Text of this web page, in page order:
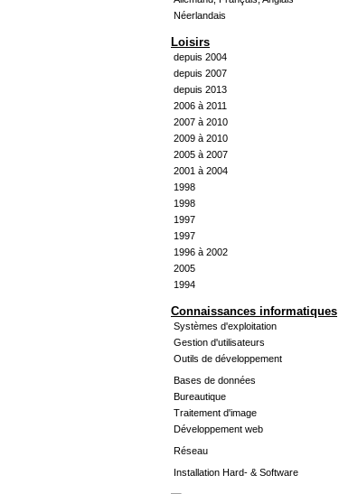
Néerlandais
Loisirs
depuis 2004
depuis 2007
depuis 2013
2006 à 2011
2007 à 2010
2009 à 2010
2005 à 2007
2001 à 2004
1998
1998
1997
1997
1996 à 2002
2005
1994
Connaissances informatiques
Systèmes d'exploitation
Gestion d'utilisateurs
Outils de développement
Bases de données
Bureautique
Traitement d'image
Développement web
Réseau
Installation Hard- & Software